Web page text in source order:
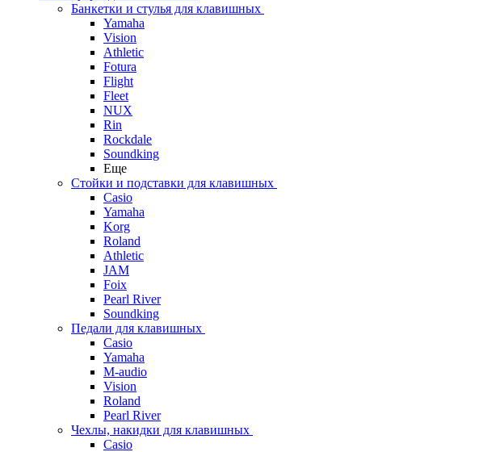
Банкетки и стулья для клавишных
Yamaha
Vision
Athletic
Fotura
Flight
Fleet
NUX
Rin
Rockdale
Soundking
Еще
Стойки и подставки для клавишных
Casio
Yamaha
Korg
Roland
Athletic
JAM
Foix
Pearl River
Soundking
Педали для клавишных
Casio
Yamaha
M-audio
Vision
Roland
Pearl River
Чехлы, накидки для клавишных
Casio